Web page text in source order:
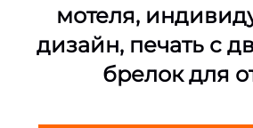
мотеля,
дизайн, печать с
брелок для